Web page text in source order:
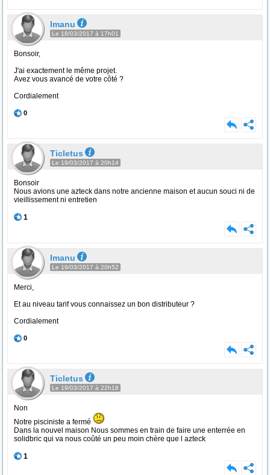
Imanu
Le 18/03/2017 à 17h01
Bonsoir,
J'ai exactement le même projet.
Avez vous avancé de votre côté ?
Cordialement
0
Ticletus
Le 19/03/2017 à 20h14
Bonsoir
Nous avions une azteck dans notre ancienne maison et aucun souci ni de
vieillissement ni entretien
1
Imanu
Le 19/03/2017 à 20h52
Merci,
Et au niveau tarif vous connaissez un bon distributeur ?
Cordialement
0
Ticletus
Le 19/03/2017 à 22h18
Non
Notre pisciniste a fermé
Dans la nouvel maison Nous sommes en train de faire une enterrée en
solidbric qui va nous coûté un peu moin chère que l azteck
1